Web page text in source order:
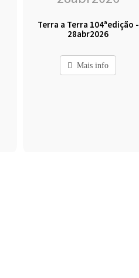
Terra a Terra 104ªedição -
28abr2026
Mais info